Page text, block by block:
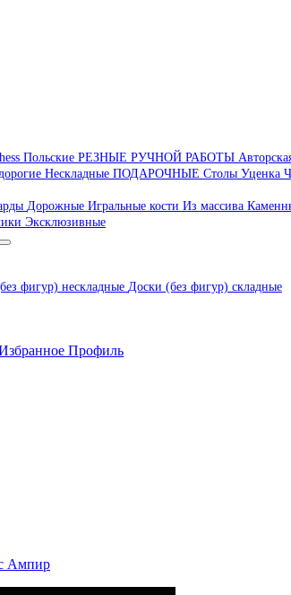
Польские РЕЗНЫЕ РУЧНОЙ РАБОТЫ
Нескладные ПОДАРОЧНЫЕ Столы Уценка
Дорожные Игральные кости Из массива
Эксклюзивные
фигур) нескладные Доски (без фигур) складные
Профиль
Ампир